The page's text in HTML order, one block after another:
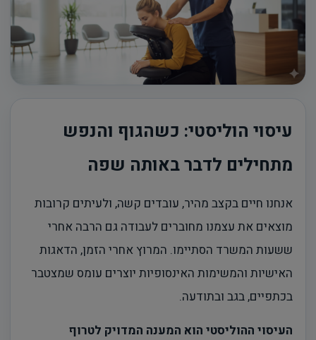
עיסוי הוליסטי: כשהגוף והנפש
מתחילים לדבר באותה שפה
אנחנו חיים בקצב מהיר, עובדים קשה, ולעיתים קרובות
מוצאים את עצמנו מחוברים לעבודה גם הרבה אחרי
ששעות המשרד הסתיימו. המרוץ אחרי הזמן, הדאגות
האישיות והמשימות האינסופיות יוצרים עומס שמצטבר
בכתפיים, בגב ובתודעה.
העיסוי ההוליסטי הוא המענה המדויק לטרוף